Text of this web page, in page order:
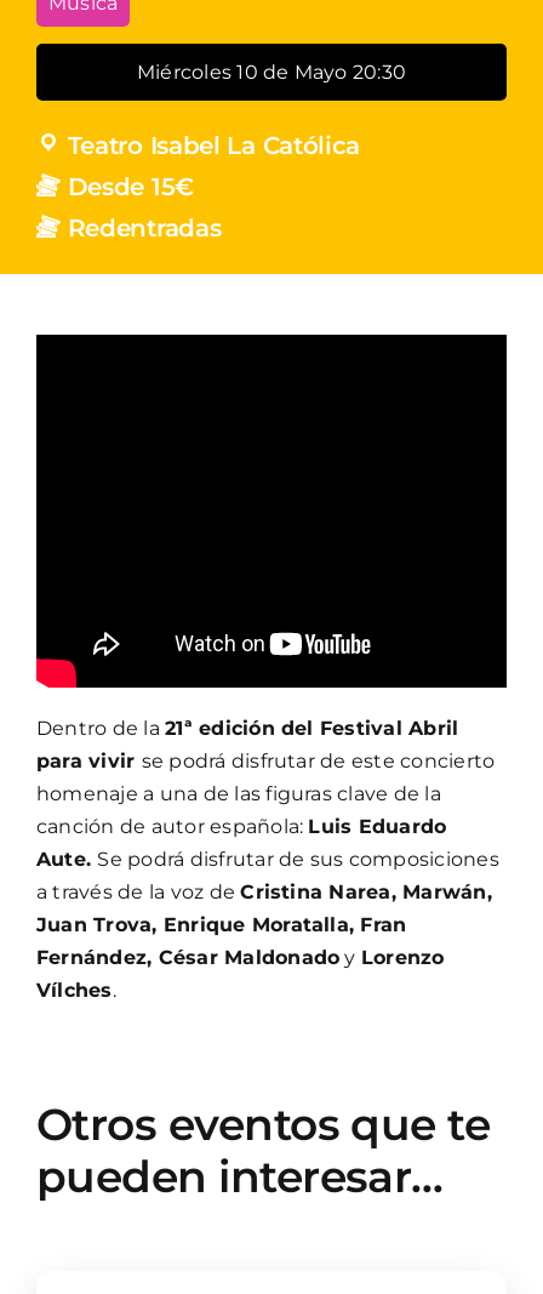
Miércoles 10 de Mayo 20:30
Teatro Isabel La Católica
Desde 15€
Redentradas
Dentro de la21ª edición del Festival Abril
para vivir se podrá disfrutar de este concierto
homenaje a una de las figuras clave de la
canción de autor española: Luis Eduardo
Aute. Se podrá disfrutar de sus composiciones
a través de la voz deCristina Narea, Marwán,
Juan Trova, Enrique Moratalla, Fran
Fernández, César Maldonado y Lorenzo
Vílches.
Otros eventos que te
pueden interesar…